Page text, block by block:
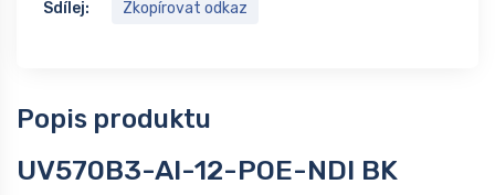
Sdílej: Zkopírovat odkaz
Popis produktu
UV570B3-AI-12-POE-NDI BK